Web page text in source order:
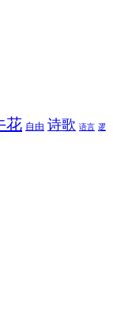
花 自由 诗歌 语言 逻